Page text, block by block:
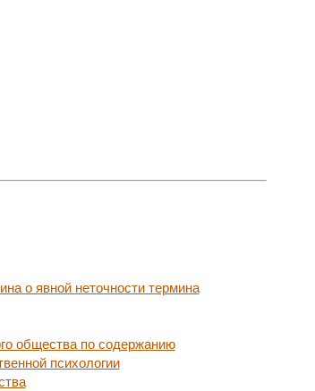
о явной неточности термина
общества по содержанию
психологии